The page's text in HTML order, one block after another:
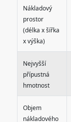
Nákladový
prostor
(délka x šířka
x výška)
Nejvyšší
přípustná
hmotnost
Objem
nákladového